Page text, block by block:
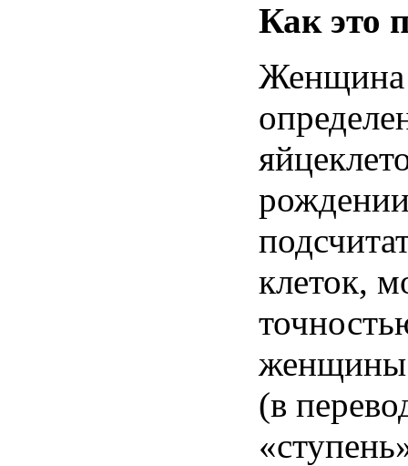
Как это
Женщина
клеток,
женщины
(в
«ступень